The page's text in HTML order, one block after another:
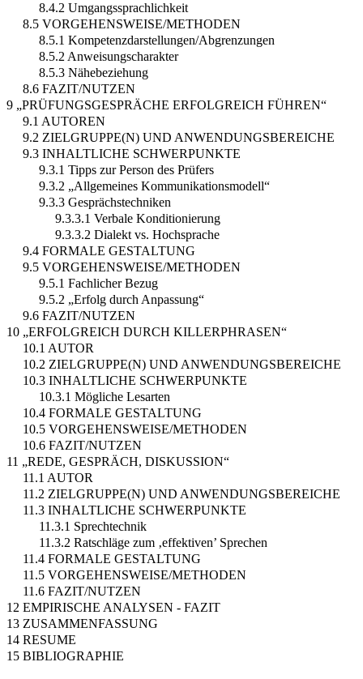
8.4.2 Umgangssprachlichkeit
8.5 VORGEHENSWEISE/METHODEN
8.5.1 Kompetenzdarstellungen/Abgrenzungen
8.5.2 Anweisungscharakter
8.5.3 Nähebeziehung
8.6 FAZIT/NUTZEN
9 „PRÜFUNGSGESPRÄCHE ERFOLGREICH FÜHREN“
9.1 AUTOREN
9.2 ZIELGRUPPE(N) UND ANWENDUNGSBEREICHE
9.3 INHALTLICHE SCHWERPUNKTE
9.3.1 Tipps zur Person des Prüfers
9.3.2 „Allgemeines Kommunikationsmodell“
9.3.3 Gesprächstechniken
9.3.3.1 Verbale Konditionierung
9.3.3.2 Dialekt vs. Hochsprache
9.4 FORMALE GESTALTUNG
9.5 VORGEHENSWEISE/METHODEN
9.5.1 Fachlicher Bezug
9.5.2 „Erfolg durch Anpassung“
9.6 FAZIT/NUTZEN
10 „ERFOLGREICH DURCH KILLERPHRASEN“
10.1 AUTOR
10.2 ZIELGRUPPE(N) UND ANWENDUNGSBEREICHE
10.3 INHALTLICHE SCHWERPUNKTE
10.3.1 Mögliche Lesarten
10.4 FORMALE GESTALTUNG
10.5 VORGEHENSWEISE/METHODEN
10.6 FAZIT/NUTZEN
11 „REDE, GESPRÄCH, DISKUSSION“
11.1 AUTOR
11.2 ZIELGRUPPE(N) UND ANWENDUNGSBEREICHE
11.3 INHALTLICHE SCHWERPUNKTE
11.3.1 Sprechtechnik
11.3.2 Ratschläge zum ‚effektiven’ Sprechen
11.4 FORMALE GESTALTUNG
11.5 VORGEHENSWEISE/METHODEN
11.6 FAZIT/NUTZEN
12 EMPIRISCHE ANALYSEN - FAZIT
13 ZUSAMMENFASSUNG
14 RESUME
15 BIBLIOGRAPHIE